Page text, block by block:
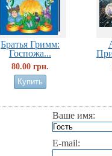
Братья Гримм:
Госпожа...
80.00 грн.
Ваше имя:
E-mail: